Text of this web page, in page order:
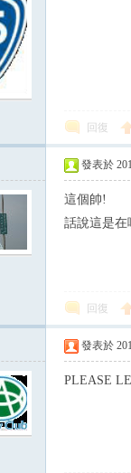
回復
發表於
這個帥!
話說這是在
回復
發表於
PLEASE